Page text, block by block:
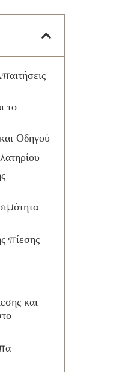
το
Οδηγού
πίεσης
και